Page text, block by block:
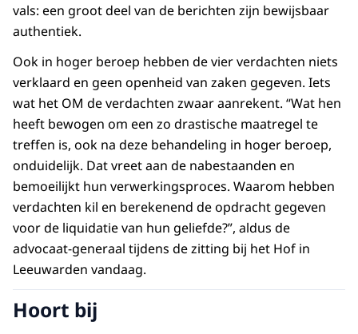
vals: een groot deel van de berichten zijn bewijsbaar
authentiek.
Ook in hoger beroep hebben de vier verdachten niets
verklaard en geen openheid van zaken gegeven. Iets
wat het OM de verdachten zwaar aanrekent. “Wat hen
heeft bewogen om een zo drastische maatregel te
treffen is, ook na deze behandeling in hoger beroep,
onduidelijk. Dat vreet aan de nabestaanden en
bemoeilijkt hun verwerkingsproces. Waarom hebben
verdachten kil en berekenend de opdracht gegeven
voor de liquidatie van hun geliefde?”, aldus de
advocaat-generaal tijdens de zitting bij het Hof in
Leeuwarden vandaag.
Hoort bij